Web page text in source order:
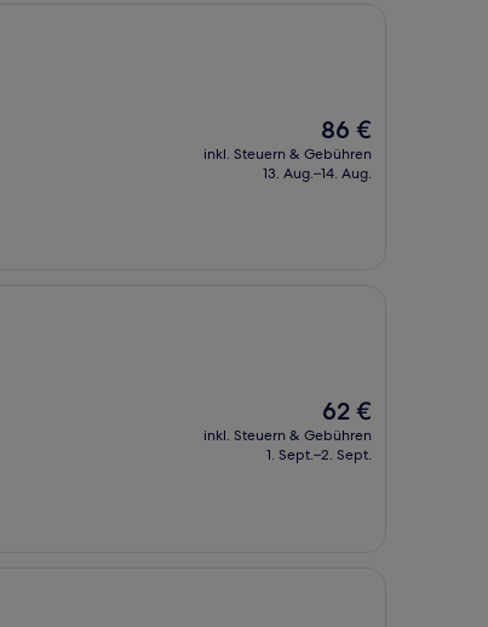
Der
Preis
beträgt
86 €
inkl. Steuern & Gebühren
13. Aug.–14. Aug.
Der
Preis
beträgt
62 €
inkl. Steuern & Gebühren
1. Sept.–2. Sept.